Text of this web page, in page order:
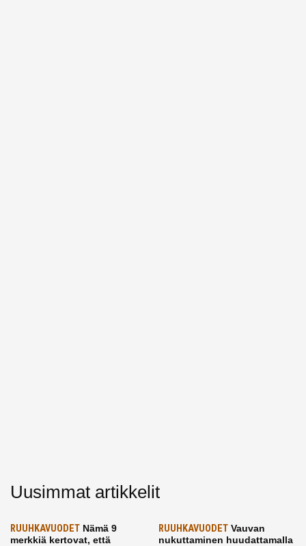
Uusimmat artikkelit
RUUHKAVUODET Nämä 9
merkkiä kertovat, että
RUUHKAVUODETVauvan
nukuttaminen huudattamalla